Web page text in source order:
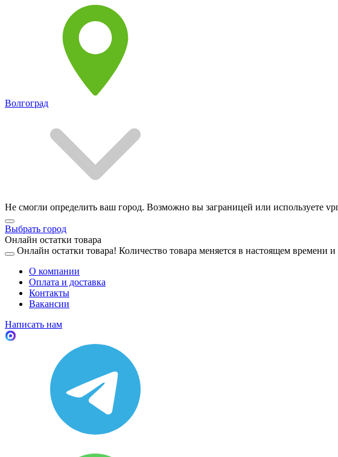
Волгоград
Не смогли определить ваш город. Возможно вы заграницей или используете
Выбрать город
Онлайн остатки товара
Онлайн остатки товара! Количество товара меняется в настоящем времени и
О компании
Оплата и доставка
Контакты
Вакансии
Написать нам